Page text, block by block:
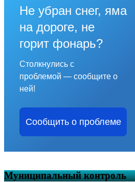
Не убран снег, яма
на дороге, не
горит фонарь?
Столкнулись с
проблемой — сообщите о
ней!
Сообщить о проблеме
Муниципальный контроль